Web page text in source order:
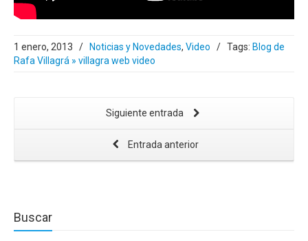
1 enero, 2013 / Noticias y Novedades, Video / Tags: Blog de
Rafa Villagrá » villagra web video
Siguiente entrada
Entrada anterior
Buscar